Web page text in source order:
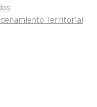
Territorial